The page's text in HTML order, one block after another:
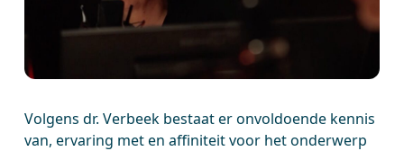
Volgens dr. Verbeek bestaat er onvoldoende kennis
van, ervaring met en affiniteit voor het onderwerp